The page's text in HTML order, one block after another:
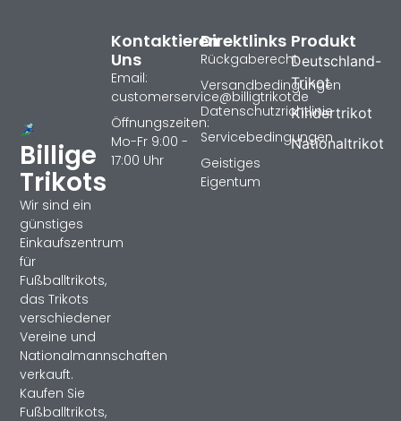
Billige
Trikots
Wir sind ein
günstiges
Einkaufszentrum
für
Fußballtrikots,
das Trikots
verschiedener
Vereine und
Nationalmannschaften
verkauft.
Kaufen Sie
Fußballtrikots,
Produkt
Deutschland-
Trikot
Kindertrikot
Nationaltrikot
Direktlinks
Rückgaberecht
Versandbedingungen
Datenschutzrichtlinie
Servicebedingungen
Geistiges
Eigentum
Kontaktieren
Uns
Email:
customerservice@billigtrikotde
Öffnungszeiten:
Mo-Fr 9:00 -
17:00 Uhr